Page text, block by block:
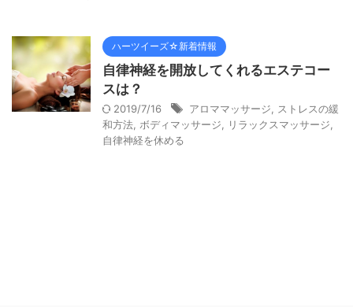
ハーツイーズ☆新着情報
自律神経を開放してくれるエステコー
スは？
2019/7/16 アロママッサージ
ストレスの緩
和方法 ボディマッサージ リラックスマッサージ
自律神経を休める